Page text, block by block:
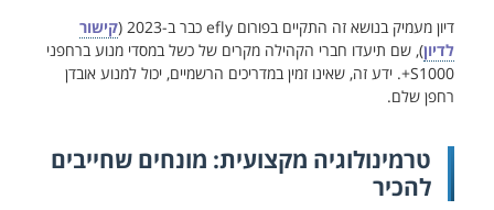
דיון מעמיק בנושא זה התקיים בפורום efly כבר ב-2023 (
קישור
לדיון), שם תיעדו חברי הקהילה מקרים של כשל במסדי מנוע ברחפני
S1000+. ידע זה, שאינו זמין במדריכים הרשמיים, יכול למנוע אובדן
רחפן שלם.
טרמינולוגיה מקצועית: מונחים שחייבים
להכיר